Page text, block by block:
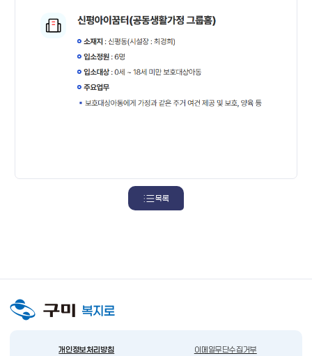
목록
개인정보처리방침 이메일무단수집거부